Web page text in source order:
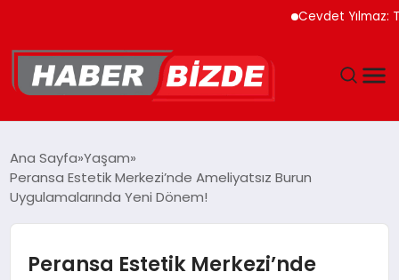
Cevdet Yılmaz:
YAŞAM
Ana Sayfa Yaşam
Peransa Estetik Merkezi’nde Ameliyatsız Burun
Uygulamalarında Yeni Dönem!
Peransa Estetik Merkezi’nde